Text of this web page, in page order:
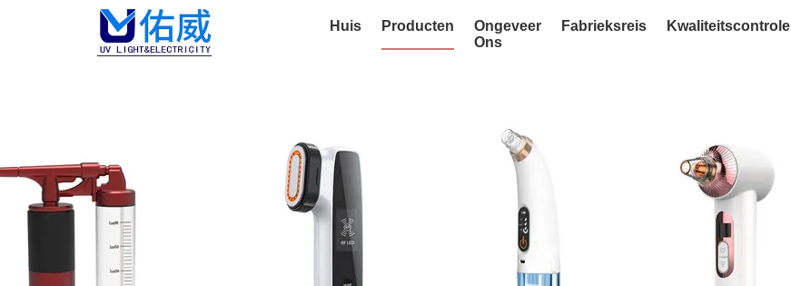
Huis Producten
Ongeveer
Ons
Fabrieksreis Kwaliteitscontrole